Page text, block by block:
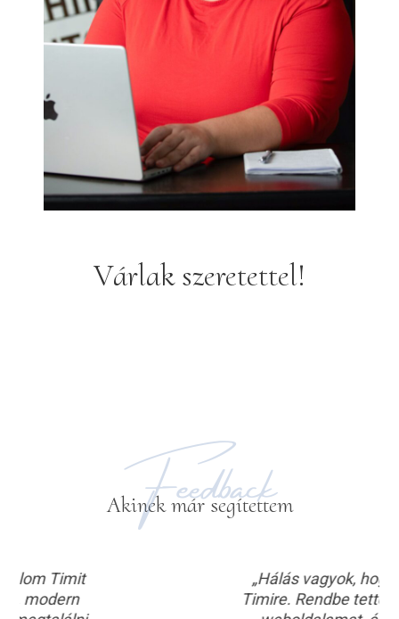
Várlak szeretettel!
Feedback
Akinek már segítettem
„Hálás vagyok, hogy rátaláltam
Timire. Rendbe tette a a félig kész